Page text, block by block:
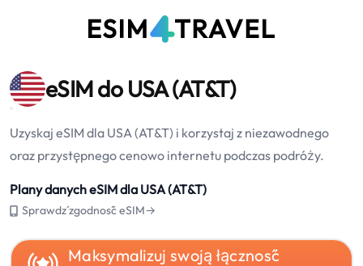
eSIM do USA (AT&T)
Uzyskaj eSIM dla USA (AT&T) i korzystaj z niezawodnego
oraz przystępnego cenowo internetu podczas podróży.
Plany danych eSIM dla USA (AT&T)
Sprawdź zgodność eSIM→
Maksymalizuj swoją łączność